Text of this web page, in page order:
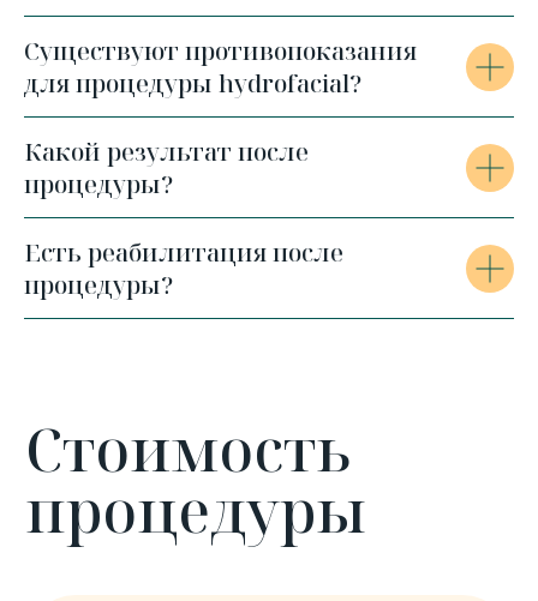
Существуют противопоказания
для процедуры hydrofacial?
Какой результат после
процедуры?
Есть реабилитация после
процедуры?